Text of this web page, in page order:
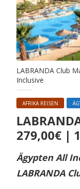
LABRANDA Club
Inclusive
AFRIKA REISEN
279,00€ |
Ägypten All
LABRANDA